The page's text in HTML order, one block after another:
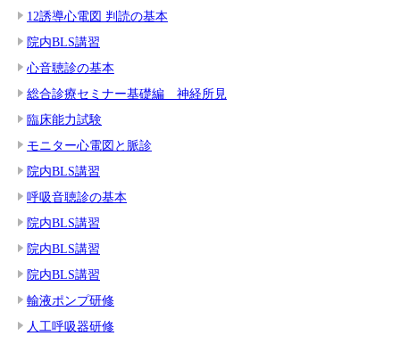
12誘導心電図 判読の基本
院内BLS講習
心音聴診の基本
総合診療セミナー基礎編 神経所見
臨床能力試験
モニター心電図と脈診
院内BLS講習
呼吸音聴診の基本
院内BLS講習
院内BLS講習
院内BLS講習
輸液ポンプ研修
人工呼吸器研修